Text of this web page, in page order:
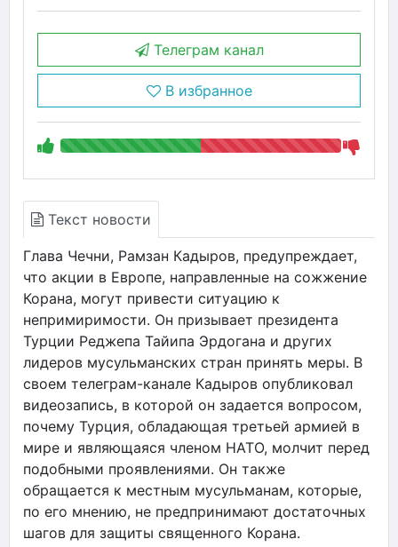
Телеграм канал
В избранное
Текст новости
Глава Чечни, Рамзан Кадыров, предупреждает,
что акции в Европе, направленные на сожжение
Корана, могут привести ситуацию к
непримиримости. Он призывает президента
Турции Реджепа Тайипа Эрдогана и других
лидеров мусульманских стран принять меры. В
своем телеграм-канале Кадыров опубликовал
видеозапись, в которой он задается вопросом,
почему Турция, обладающая третьей армией в
мире и являющаяся членом НАТО, молчит перед
подобными проявлениями. Он также
обращается к местным мусульманам, которые,
по его мнению, не предпринимают достаточных
шагов для защиты священного Корана.